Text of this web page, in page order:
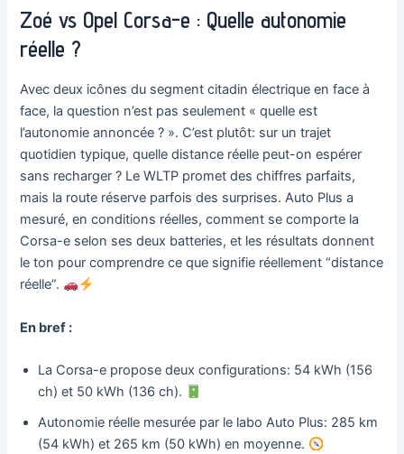
Zoé vs Opel Corsa-e : Quelle autonomie
réelle ?
Avec deux icônes du segment citadin électrique en face à
face, la question n’est pas seulement « quelle est
l’autonomie annoncée ? ». C’est plutôt: sur un trajet
quotidien typique, quelle distance réelle peut-on espérer
sans recharger ? Le WLTP promet des chiffres parfaits,
mais la route réserve parfois des surprises. Auto Plus a
mesuré, en conditions réelles, comment se comporte la
Corsa-e selon ses deux batteries, et les résultats donnent
le ton pour comprendre ce que signifie réellement “distance
réelle”.
En bref :
La Corsa-e propose deux configurations: 54 kWh (156
ch) et 50 kWh (136 ch).
Autonomie réelle mesurée par le labo Auto Plus: 285 km
(54 kWh) et 265 km (50 kWh) en moyenne.